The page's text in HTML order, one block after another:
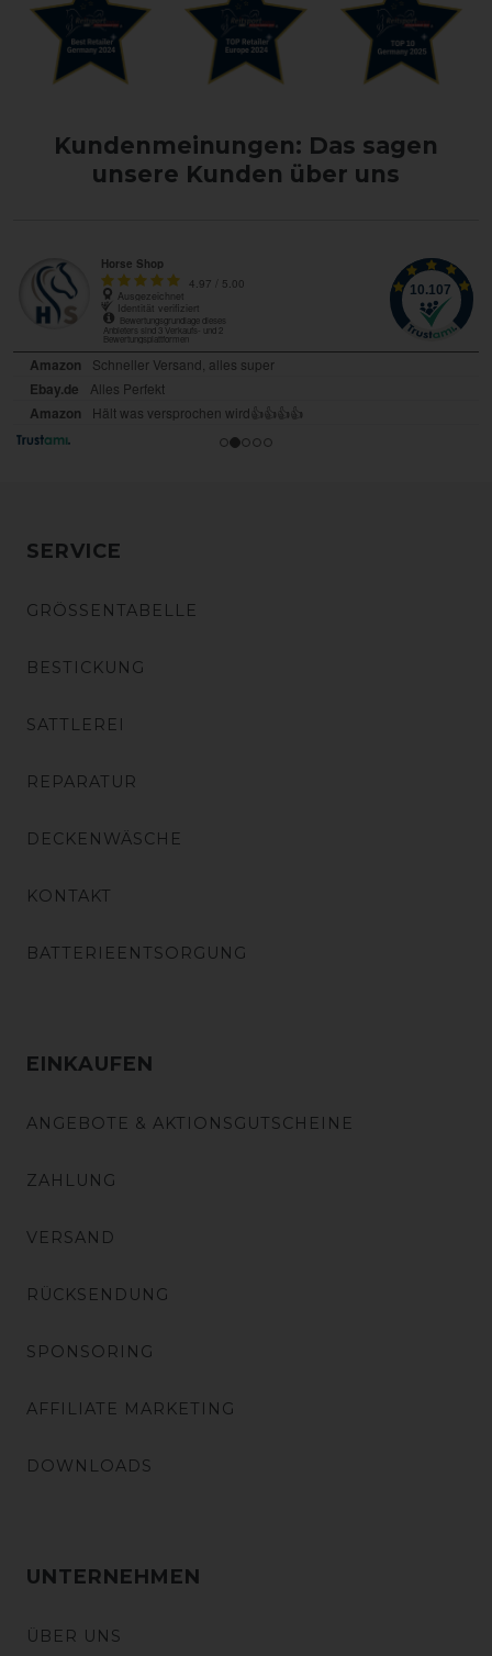
Kundenmeinungen: Das sagen
unsere Kunden über uns
SERVICE
GRÖSSENTABELLE
BESTICKUNG
SATTLEREI
REPARATUR
DECKENWÄSCHE
KONTAKT
BATTERIEENTSORGUNG
EINKAUFEN
ANGEBOTE & AKTIONSGUTSCHEINE
ZAHLUNG
VERSAND
RÜCKSENDUNG
SPONSORING
AFFILIATE MARKETING
DOWNLOADS
UNTERNEHMEN
ÜBER UNS